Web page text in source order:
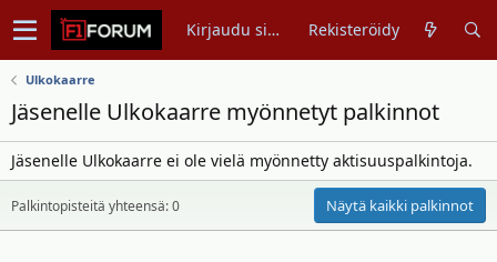
Kirjaudu sisään Rekisteröidy
Ulkokaarre
Jäsenelle Ulkokaarre myönnetyt palkinnot
Jäsenelle Ulkokaarre ei ole vielä myönnetty aktisuuspalkintoja.
Palkintopisteitä yhteensä: 0 Näytä kaikki palkinnot